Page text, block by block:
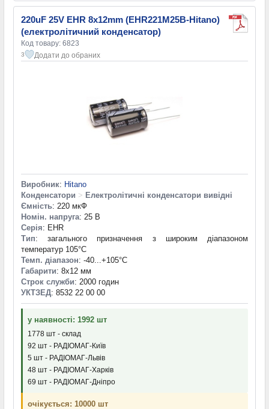
220uF 25V EHR 8x12mm (EHR221M25B-Hitano)
(електролітичний конденсатор)
Код товару: 6823
3 Додати до обраних
Виробник: Hitano
Конденсатори > Електролітичні конденсатори вивідні
Ємність: 220 мкФ
Номін. напруга: 25 В
Серія: EHR
Тип: загального призначення з широким діапазоном
температур 105°C
Темп. діапазон: -40...+105°С
Габарити: 8x12 мм
Строк служби: 2000 годин
УКТЗЕД: 8532 22 00 00
у наявності: 1992 шт
1778 шт - склад
92 шт - РАДІОМАГ-Київ
5 шт - РАДІОМАГ-Львів
48 шт - РАДІОМАГ-Харків
69 шт - РАДІОМАГ-Дніпро
очікується: 10000 шт